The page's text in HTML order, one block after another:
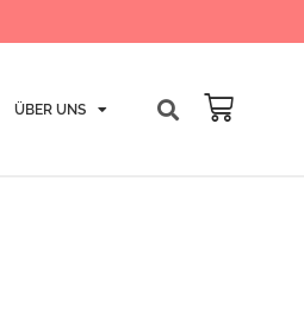
ÜBER UNS